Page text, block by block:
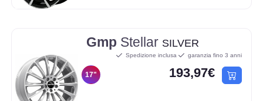
Gmp Stellar SILVER
17"
Spedizione inclusa garanzia fino 3 anni
193,97€